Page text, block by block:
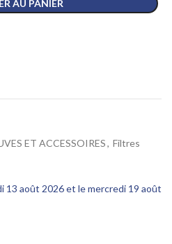
AU PANIER
ET ACCESSOIRES, Filtres
13 août 2026 et le mercredi 19 août